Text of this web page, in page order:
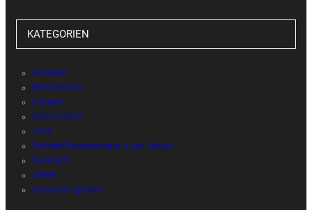
KATEGORIEN
Aktuelles
Beamtenrecht
Erbrecht
Familienrecht
Links
Potthast Rechtsanwälte in den Medien
Reiserecht
Urteile
Versicherungsrecht